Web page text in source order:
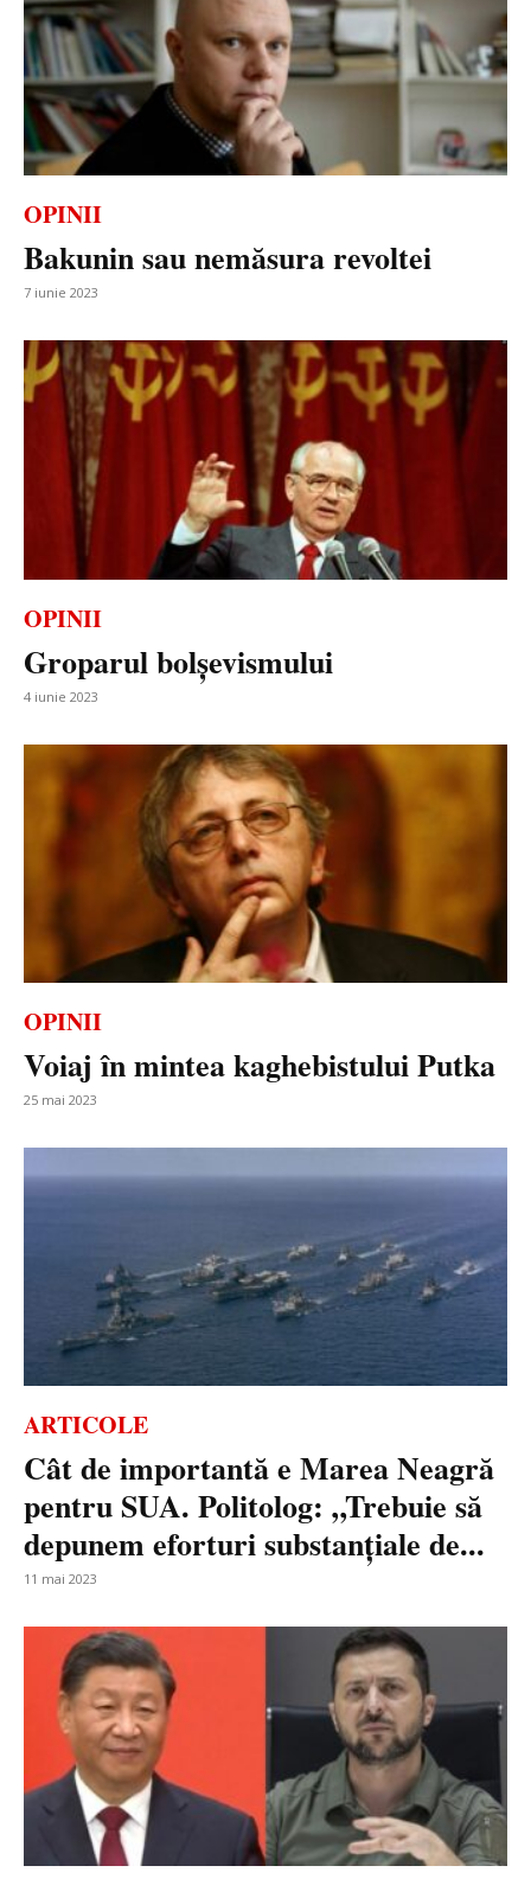
OPINII
Bakunin sau nemăsura revoltei
7 iunie 2023
OPINII
Groparul bolșevismului
4 iunie 2023
OPINII
Voiaj în mintea kaghebistului Putka
25 mai 2023
ARTICOLE
Cât de importantă e Marea Neagră
pentru SUA. Politolog: „Trebuie să
depunem eforturi substanțiale de...
11 mai 2023